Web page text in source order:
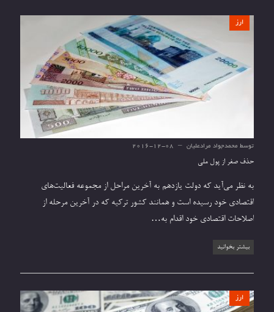
ارز
توسط محمدجواد مرادعلیان 2016-12-08
حذف صفر از پول ملی
به نظر مي‌آید که دولت یازدهم به آخرین مراحل از مجموعه فعالیت‌های
اقتصادی خود رسیده است و همانند کشور ترکیه که در آخرین مرحله از
اصلاحات اقتصادی خود اقدام به…
بیشتر بخوانید
ارز